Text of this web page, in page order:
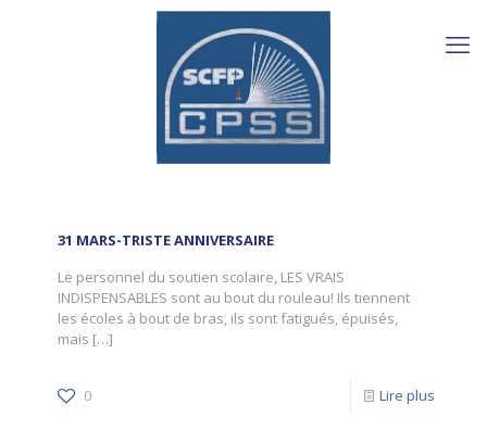
31 MARS-TRISTE ANNIVERSAIRE
Le personnel du soutien scolaire, LES VRAIS
INDISPENSABLES sont au bout du rouleau! Ils tiennent
les écoles à bout de bras, ils sont fatigués, épuisés,
mais […]
0 Lire plus